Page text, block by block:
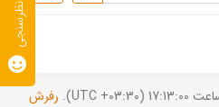
رفرش
نظرسنجی